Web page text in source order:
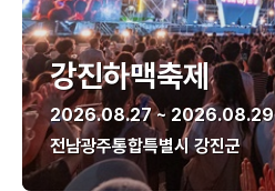
강진하맥축제
2026.08.27 ~ 2026.08.29
전남광주통합특별시 강진군